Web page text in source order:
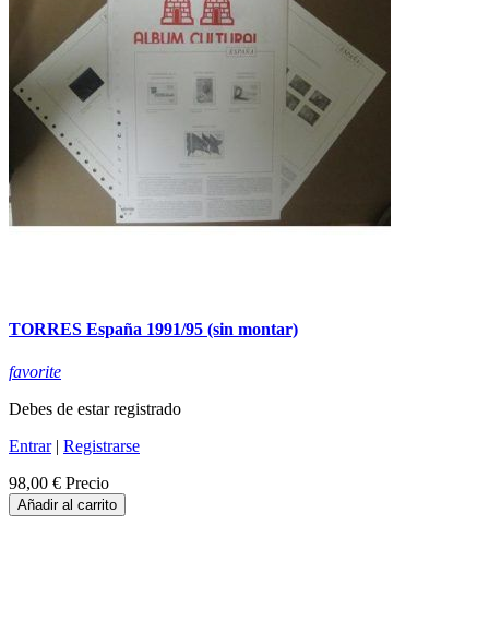
TORRES España 1991/95 (sin montar)
favorite
Debes de estar registrado
Entrar| Registrarse
98,00 € Precio
Añadir al carrito